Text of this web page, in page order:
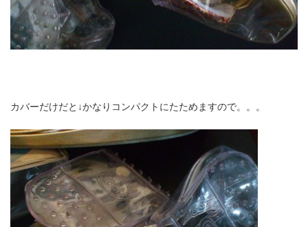
カバーだけだと↓かなりコンパクトにたためますので。。。